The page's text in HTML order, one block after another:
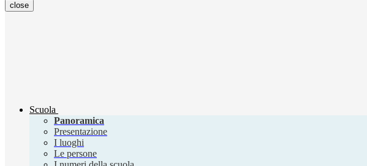
close
Scuola
Panoramica
Presentazione
I luoghi
Le persone